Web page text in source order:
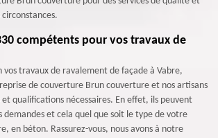
compétents pour vos travaux de
vos travaux de ravalement de façade à Vabre,
de couverture Brun couverture et nos artisans
et qualifications nécessaires. En effet, ils peuvent
demandes et cela quel que soit le type de votre
en béton. Rassurez-vous, nous avons à notre